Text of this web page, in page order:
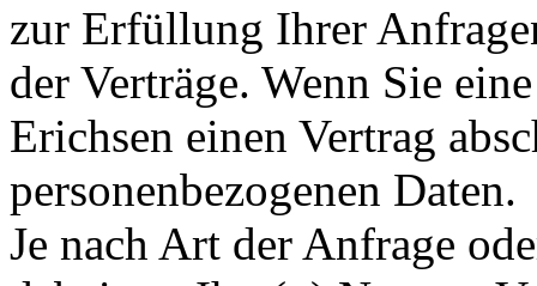
zur Erfüllung Ihrer
der Verträge. Wenn Sie
Erichsen einen Vertrag
personenbezogenen Daten.
Je nach Art der Anfrage